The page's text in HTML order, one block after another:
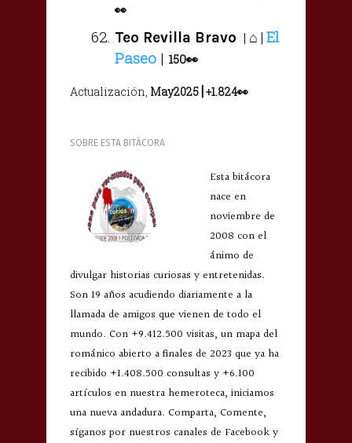
👀
Teo Revilla Bravo | ⌂ | El
Paseo | 150👀
Actualización, May2025|+1.824👀
SOBRE ESTA BITÁCORA
Esta bitácora
nace en
noviembre de
2008 con el
ánimo de
divulgar historias curiosas y entretenidas.
Son 19 años acudiendo diariamente a la
llamada de amigos que vienen de todo el
mundo. Con +9.412.500 visitas, un mapa del
románico abierto a finales de 2023 que ya ha
recibido +1.408.500 consultas y +6.100
artículos en nuestra hemeroteca, iniciamos
una nueva andadura. Comparta, Comente,
síganos por nuestros canales de Facebook y